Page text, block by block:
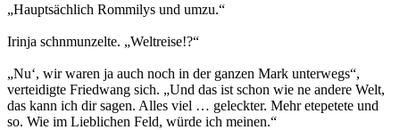
„Hauptsächlich Rommilys und umzu.“
Irinja schnmunzelte. „Weltreise!?“
„Nu‘, wir waren ja auch noch in der ganzen Mark unterwegs“,
verteidigte Friedwang sich. „Und das ist schon wie ne andere Welt,
das kann ich dir sagen. Alles viel … geleckter. Mehr etepetete und
so. Wie im Lieblichen Feld, würde ich meinen.“